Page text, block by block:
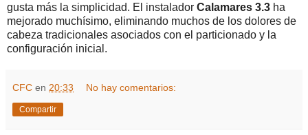
gusta más la simplicidad. El instalador Calamares 3.3 ha
mejorado muchísimo, eliminando muchos de los dolores de
cabeza tradicionales asociados con el particionado y la
configuración inicial.
CFC en 20:33 No hay comentarios:
Compartir